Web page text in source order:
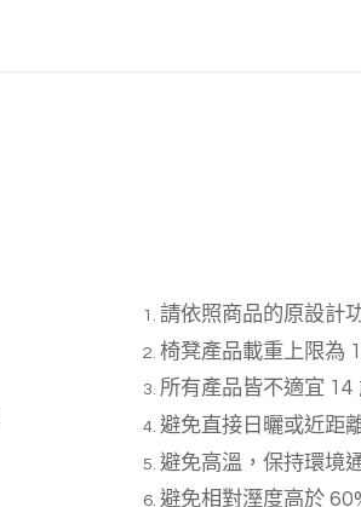
請依照商品的原設計
椅凳產品載重上限為
所有產品皆不適宜 14
避免直接日曬或近距
避免高溫，保持環境
避免相對溼度高於